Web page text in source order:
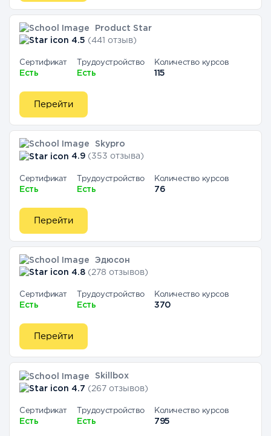
Product Star
4.5 (441 отзыв)
Сертификат
Есть
Трудоустройство
Есть
Количество курсов
115
Перейти
Skypro
4.9 (353 отзыва)
Сертификат
Есть
Трудоустройство
Есть
Количество курсов
76
Перейти
Эдюсон
4.8 (278 отзывов)
Сертификат
Есть
Трудоустройство
Есть
Количество курсов
370
Перейти
Skillbox
4.7 (267 отзывов)
Сертификат
Есть
Трудоустройство
Есть
Количество курсов
795